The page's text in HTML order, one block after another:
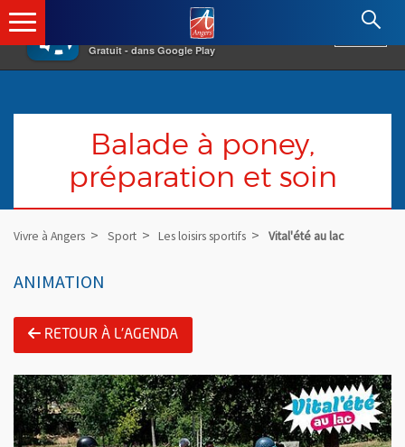
×
Gratuit - dans Google Play
Angers.fr : Retour à l'accueil
Balade à poney,
préparation et soin
Vivre à Angers Sport Les loisirs sportifs Vital'été au lac
ANIMATION
RETOUR À L'AGENDA